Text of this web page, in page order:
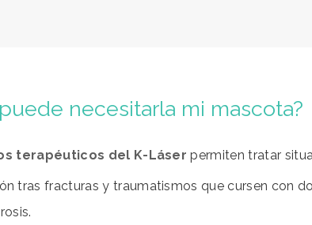
necesitarla mi mascota?
terapéuticos del K-Láserpermiten tratar
tras fracturas y traumatismos que cursen con